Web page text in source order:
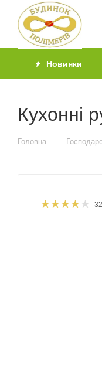
Новинки
Кухонні
Головна —